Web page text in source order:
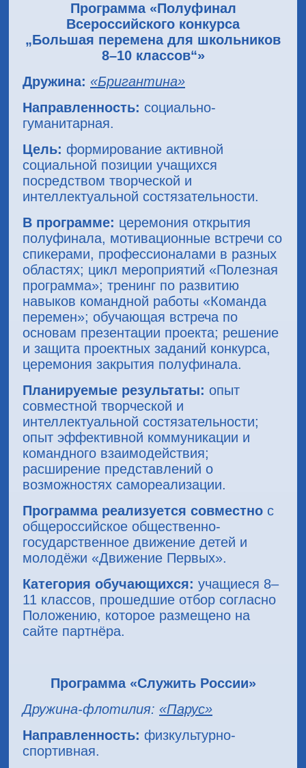
Программа «Полуфинал
Всероссийского конкурса
„Большая перемена для школьников
8–10 классов“»
Дружина: «Бригантина»
Направленность: социально-
гуманитарная.
Цель: формирование активной
социальной позиции учащихся
посредством творческой и
интеллектуальной состязательности.
В программе: церемония открытия
полуфинала, мотивационные встречи со
спикерами, профессионалами в разных
областях; цикл мероприятий «Полезная
программа»; тренинг по развитию
навыков командной работы «Команда
перемен»; обучающая встреча по
основам презентации проекта; решение
и защита проектных заданий конкурса,
церемония закрытия полуфинала.
Планируемые результаты: опыт
совместной творческой и
интеллектуальной состязательности;
опыт эффективной коммуникации и
командного взаимодействия;
расширение представлений о
возможностях самореализации.
Программа реализуется совместно с
общероссийское общественно-
государственное движение детей и
молодёжи «Движение Первых».
Категория обучающихся: учащиеся 8–
11 классов, прошедшие отбор согласно
Положению, которое размещено на
сайте партнёра.
Программа «Служить России»
Дружина-флотилия: «Парус»
Направленность: физкультурно-
спортивная.